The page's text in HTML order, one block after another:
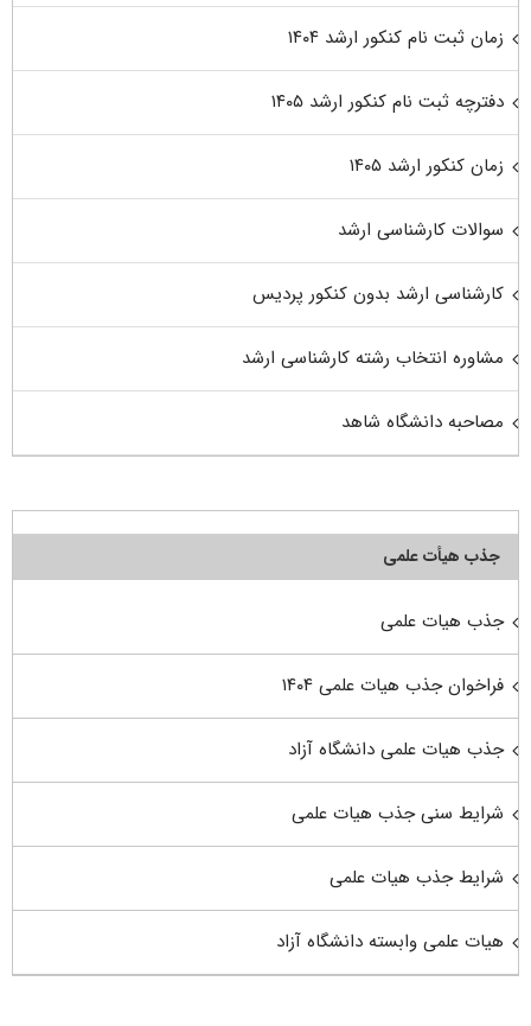
زمان ثبت نام کنکور ارشد ۱۴۰۴
دفترچه ثبت نام کنکور ارشد ۱۴۰۵
زمان کنکور ارشد ۱۴۰۵
سوالات کارشناسی ارشد
کارشناسی ارشد بدون کنکور پردیس
مشاوره انتخاب رشته کارشناسی ارشد
مصاحبه دانشگاه شاهد
جذب هیأت علمی
جذب هیات علمی
فراخوان جذب هیات علمی ۱۴۰۴
جذب هیات علمی دانشگاه آزاد
شرایط سنی جذب هیات علمی
شرایط جذب هیات علمی
هیات علمی وابسته دانشگاه آزاد